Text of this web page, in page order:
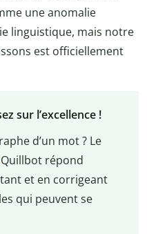
une anomalie
linguistique, mais notre
est officiellement
sur l’excellence !
d’un mot ? Le
répond
et en corrigeant
qui peuvent se